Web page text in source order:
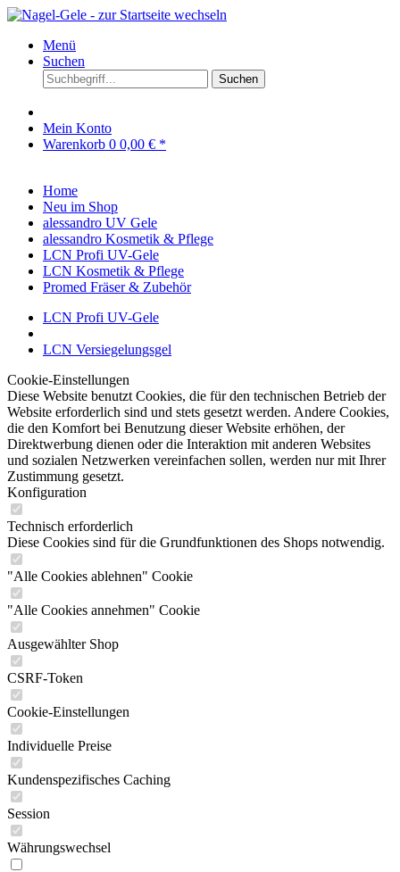
Menü
Suchen
Suchen
Mein Konto
Warenkorb 0 0,00 € *
Home
Neu im Shop
alessandro UV Gele
alessandro Kosmetik & Pflege
LCN Profi UV-Gele
LCN Kosmetik & Pflege
Promed Fräser & Zubehör
LCN Profi UV-Gele
LCN Versiegelungsgel
Cookie-Einstellungen
Diese Website benutzt Cookies, die für den technischen Betrieb der
Website erforderlich sind und stets gesetzt werden. Andere Cookies,
die den Komfort bei Benutzung dieser Website erhöhen, der
Direktwerbung dienen oder die Interaktion mit anderen Websites
und sozialen Netzwerken vereinfachen sollen, werden nur mit Ihrer
Zustimmung gesetzt.
Konfiguration
Technisch erforderlich
Diese Cookies sind für die Grundfunktionen des Shops notwendig.
"Alle Cookies ablehnen" Cookie
"Alle Cookies annehmen" Cookie
Ausgewählter Shop
CSRF-Token
Cookie-Einstellungen
Individuelle Preise
Kundenspezifisches Caching
Session
Währungswechsel